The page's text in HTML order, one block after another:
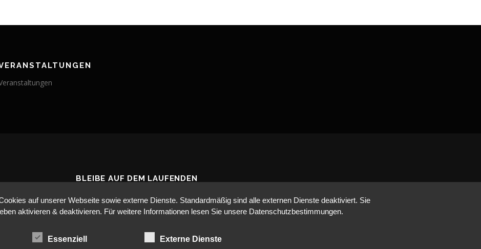
BLEIBE AUF DEM LAUFENDEN
auf unserer Webseite sowie externe Dienste. Standardmäßig sind alle externen Dienste deaktiviert. Sie
aktivieren & deaktivieren. Für weitere Informationen lesen Sie unsere Datenschutzbestimmungen.
Essenziell Externe Dienste